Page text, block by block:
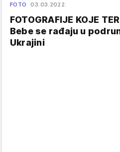
FOTO 03.03.2022.
FOTOGRAFIJE KOJE
Bebe se rađaju u
Ukrajini